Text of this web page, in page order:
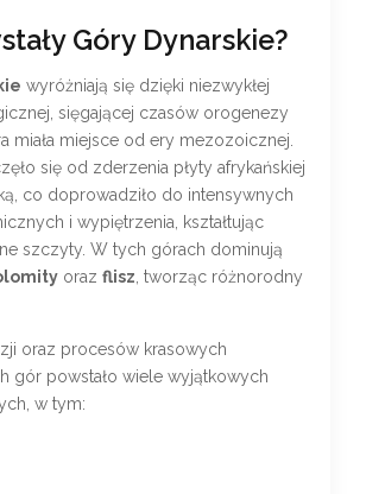
Góry Dynarskie?
wyróżniają się dzięki niezwykłej
sięgającej czasów orogenezy
miała miejsce od ery mezozoicznej.
się od zderzenia płyty afrykańskiej
co doprowadziło do intensywnych
i wypiętrzenia, kształtując
szczyty. W tych górach dominują
oraz flisz , tworząc różnorodny
oraz procesów krasowych
gór powstało wiele wyjątkowych
w tym: